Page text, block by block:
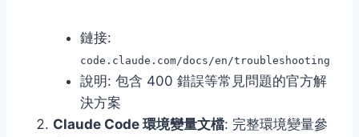
鏈接:
code.claude.com/docs/en/troubleshooting
說明: 包含 400 錯誤等常見問題的官方解
決方案
Claude Code 環境變量文檔: 完整環境變量參